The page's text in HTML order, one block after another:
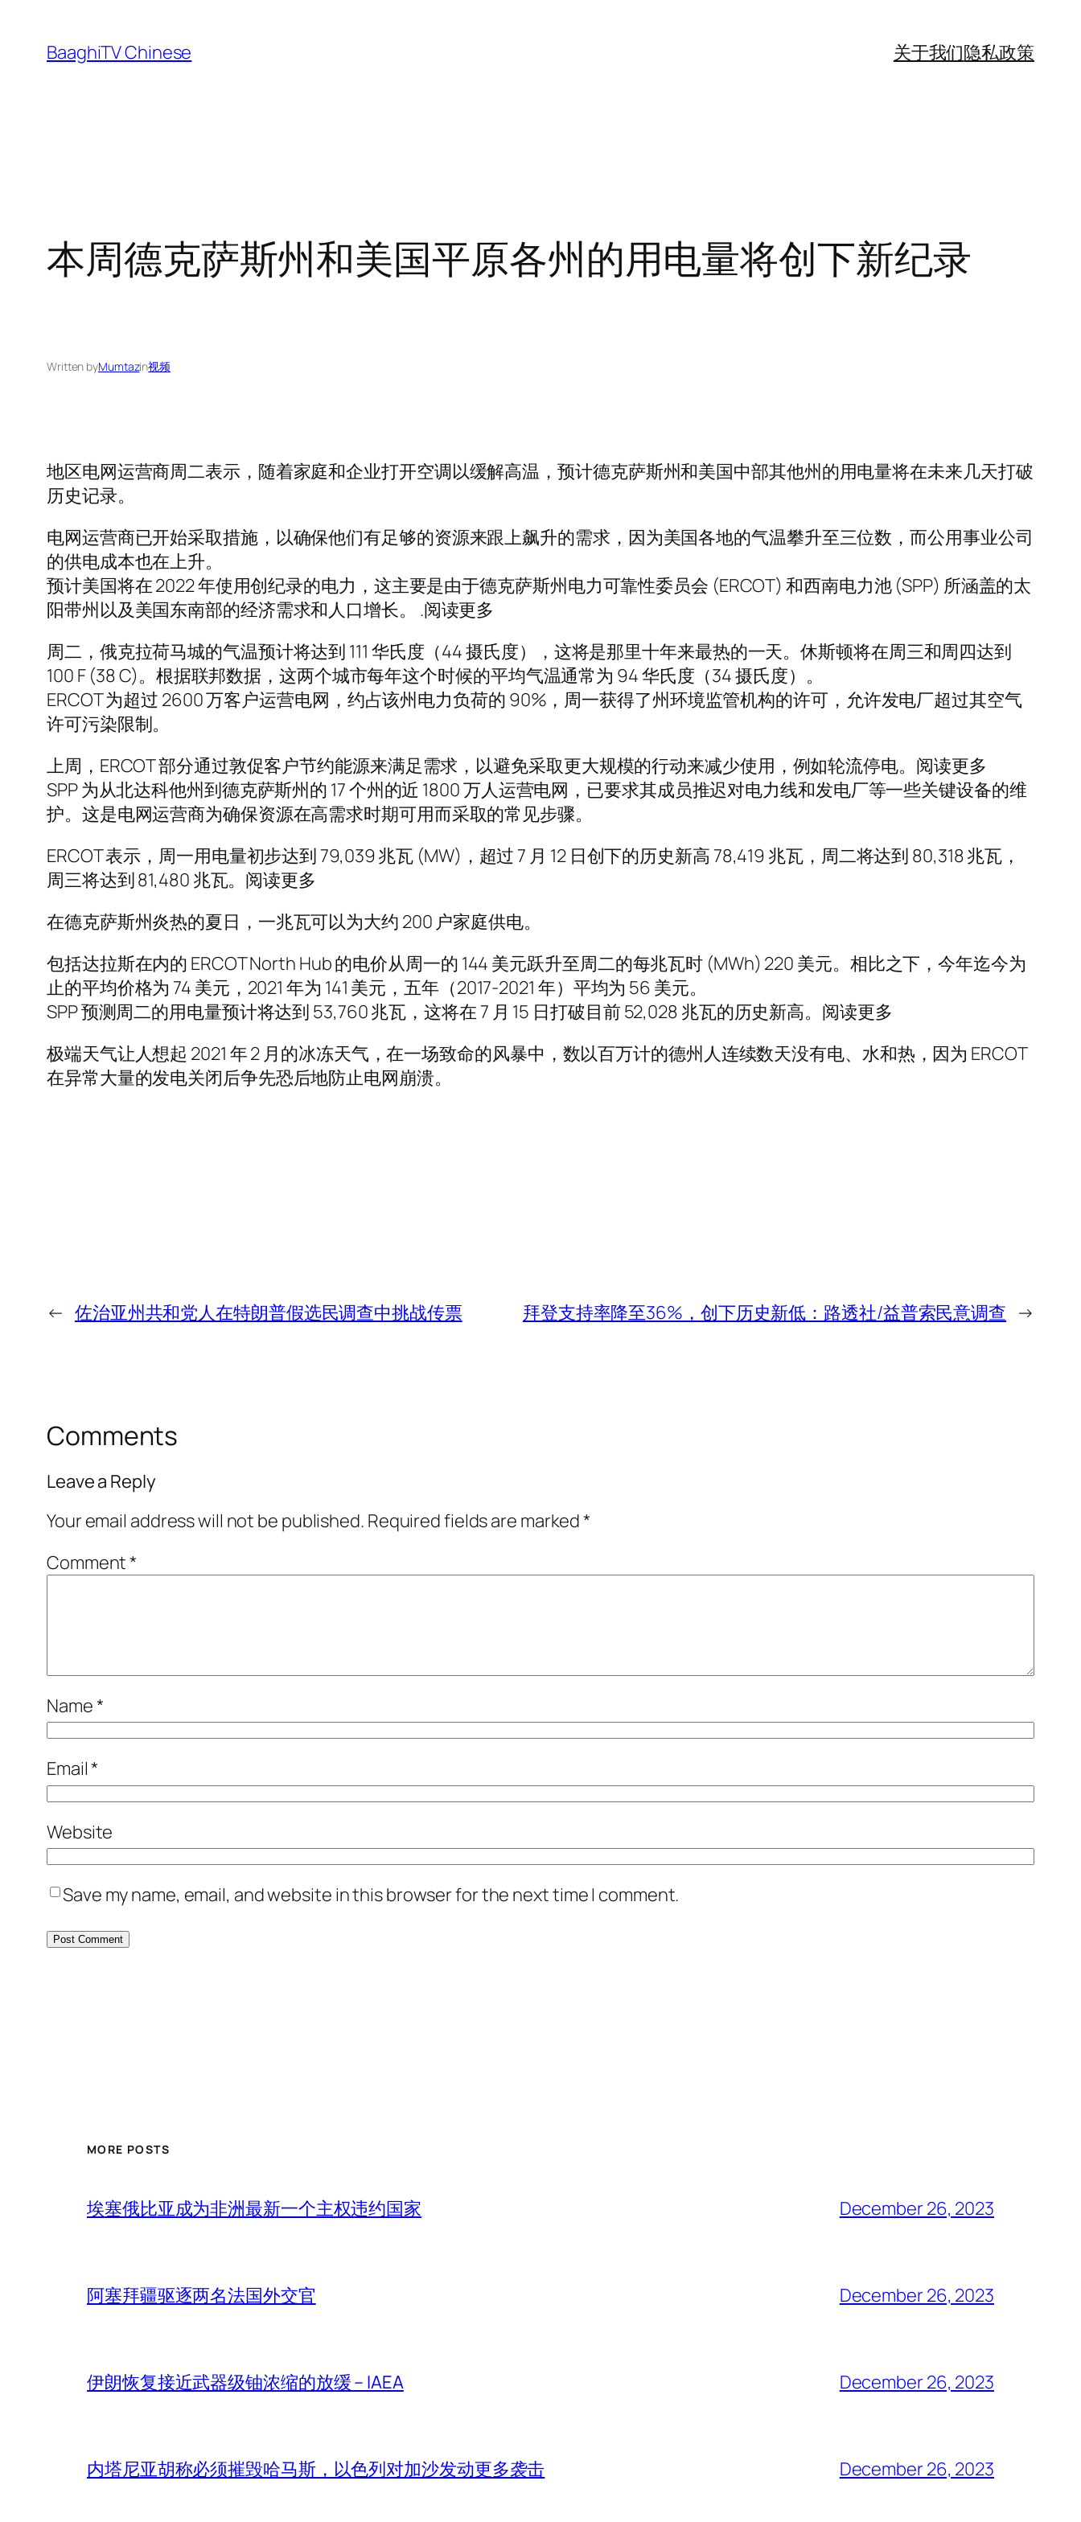
content
BaaghiTV Chinese 关于我们隐私政策
本周德克萨斯州和美国平原各州的用电量将创下新纪录
Written byMumtazin视频
地区电网运营商周二表示，随着家庭和企业打开空调以缓解高温，预计德克萨斯州和美国中部其他州的用电量将在未来几天打破
历史记录。
电网运营商已开始采取措施，以确保他们有足够的资源来跟上飙升的需求，因为美国各地的气温攀升至三位数，而公用事业公司
的供电成本也在上升。
预计美国将在 2022 年使用创纪录的电力，这主要是由于德克萨斯州电力可靠性委员会 (ERCOT) 和西南电力池 (SPP) 所涵盖的太
阳带州以及美国东南部的经济需求和人口增长。 .阅读更多
周二，俄克拉荷马城的气温预计将达到 111 华氏度（44 摄氏度），这将是那里十年来最热的一天。休斯顿将在周三和周四达到
100 F (38 C)。根据联邦数据，这两个城市每年这个时候的平均气温通常为 94 华氏度（34 摄氏度）。
ERCOT 为超过 2600 万客户运营电网，约占该州电力负荷的 90%，周一获得了州环境监管机构的许可，允许发电厂超过其空气
许可污染限制。
上周，ERCOT 部分通过敦促客户节约能源来满足需求，以避免采取更大规模的行动来减少使用，例如轮流停电。阅读更多
SPP 为从北达科他州到德克萨斯州的 17 个州的近 1800 万人运营电网，已要求其成员推迟对电力线和发电厂等一些关键设备的维
护。这是电网运营商为确保资源在高需求时期可用而采取的常见步骤。
ERCOT 表示，周一用电量初步达到 79,039 兆瓦 (MW)，超过 7 月 12 日创下的历史新高 78,419 兆瓦，周二将达到 80,318 兆瓦，
周三将达到 81,480 兆瓦。阅读更多
在德克萨斯州炎热的夏日，一兆瓦可以为大约 200 户家庭供电。
包括达拉斯在内的 ERCOT North Hub 的电价从周一的 144 美元跃升至周二的每兆瓦时 (MWh) 220 美元。相比之下，今年迄今为
止的平均价格为 74 美元，2021 年为 141 美元，五年（2017-2021 年）平均为 56 美元。
SPP 预测周二的用电量预计将达到 53,760 兆瓦，这将在 7 月 15 日打破目前 52,028 兆瓦的历史新高。阅读更多
极端天气让人想起 2021 年 2 月的冰冻天气，在一场致命的风暴中，数以百万计的德州人连续数天没有电、水和热，因为 ERCOT
在异常大量的发电关闭后争先恐后地防止电网崩溃。
← 佐治亚州共和党人在特朗普假选民调查中挑战传票 拜登支持率降至36%，创下历史新低：路透社/益普索民意调查 →
Comments
Leave a Reply
Your email address will not be published. Required fields are marked*
Comment*
Name*
Email*
Website
Save my name, email, and website in this browser for the next time I comment.
MORE POSTS
埃塞俄比亚成为非洲最新一个主权违约国家 December 26, 2023
阿塞拜疆驱逐两名法国外交官 December 26, 2023
伊朗恢复接近武器级铀浓缩的放缓 – IAEA December 26, 2023
内塔尼亚胡称必须摧毁哈马斯，以色列对加沙发动更多袭击 December 26, 2023